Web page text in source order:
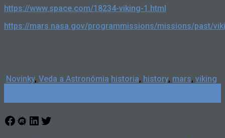
https://www.space.com/18234-viking-1.html
https://mars.nasa.gov/programmissions/missions/past/
Novinky, Veda a Astronómia historia, history, mars, viking
Facebook
Meetup
LinkedIn
Twitter